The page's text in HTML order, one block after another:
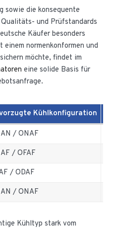
sowie die konsequente
und Prüfstandards
Käufer besonders
normenkonformen und
möchte, findet im
eine solide Basis für
Kühlkonfiguration
/ ONAF
/ OFAF
/ ODAF
/ ONAF
Kühltyp stark vom